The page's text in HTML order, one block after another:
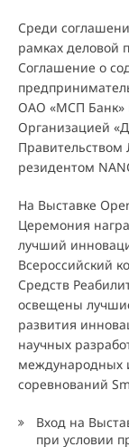
Среди
рамках деловой
Соглашение о
ОАО «МСП Банк»
Организацией
Правительством
резидентом
На Выставке
Церемония
лучший
Всероссийский
Средств
освещены
развития
научных
международных
соревнований
Вход на
при условии